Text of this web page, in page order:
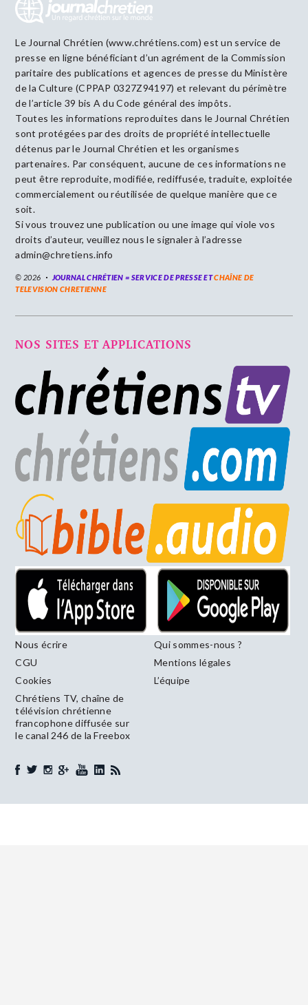
Le Journal Chrétien (www.chrétiens.com) est un service de
presse en ligne bénéficiant d’un agrément de la Commission
paritaire des publications et agences de presse du Ministère
de la Culture (CPPAP 0327Z94197) et relevant du périmètre
de l’article 39 bis A du Code général des impôts.
Toutes les informations reproduites dans le Journal Chrétien
sont protégées par des droits de propriété intellectuelle
détenus par le Journal Chrétien et les organismes
partenaires. Par conséquent, aucune de ces informations ne
peut être reproduite, modifiée, rediffusée, traduite, exploitée
commercialement ou réutilisée de quelque manière que ce
soit.
Si vous trouvez une publication ou une image qui viole vos
droits d’auteur, veuillez nous le signaler à l’adresse
admin@chretiens.info
© 2026 JOURNAL CHRÉTIEN = SERVICE DE PRESSE ETCHAÎNE DE
TELEVISION CHRETIENNE
NOS SITES ET APPLICATIONS
Nous écrire
Qui sommes-nous ?
CGU
Mentions légales
Cookies
L’équipe
Chrétiens TV, chaîne de
télévision chrétienne
francophone diffusée sur
le canal 246 de la Freebox